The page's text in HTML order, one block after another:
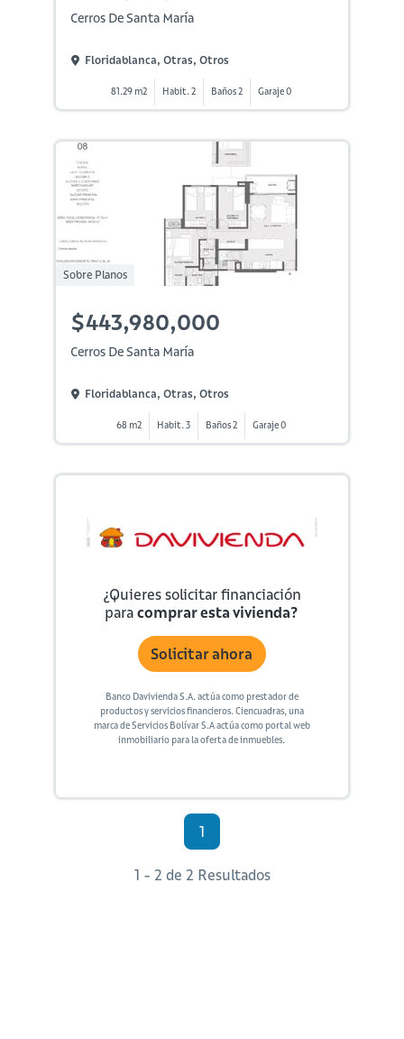
Cerros De Santa María
Floridablanca, Otras, Otros
81.29 m2 Habit. 2 Baños 2 Garaje 0
Sobre Planos
$443,980,000
Cerros De Santa María
Floridablanca, Otras, Otros
68 m2 Habit. 3 Baños 2 Garaje 0
¿Quieres solicitar financiación
paracomprar esta vivienda?
Solicitar ahora
Banco Davivienda S.A. actúa como prestador de
productos y servicios financieros. Ciencuadras, una
marca de Servicios Bolívar S.A actúa como portal web
inmobiliario para la oferta de inmuebles.
1
1 - 2 de 2 Resultados